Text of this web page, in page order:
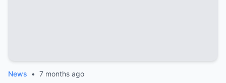
News • 7 months ago